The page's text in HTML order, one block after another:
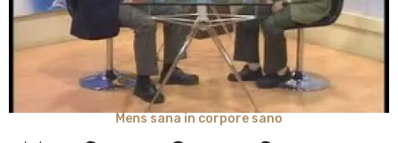
Mens sana in corpore sano